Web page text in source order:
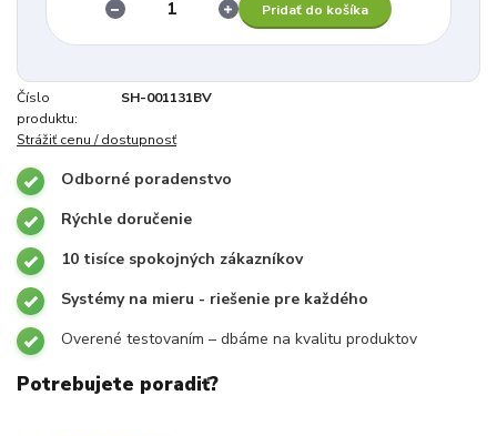
Pridať do košíka
Číslo
produktu:
SH-001131BV
Strážiť cenu / dostupnosť
Odborné poradenstvo
Rýchle doručenie
10 tisíce spokojných zákazníkov
Systémy na mieru - riešenie pre každého
Overené testovaním – dbáme na kvalitu produktov
Potrebujete poradiť?